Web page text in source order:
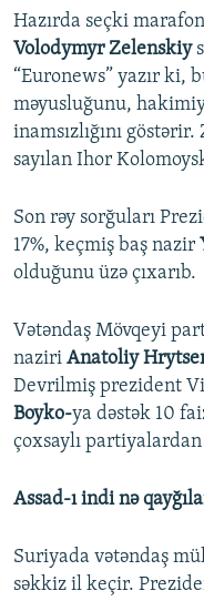
Hazırda seçki
Volodymyr Zelenskiy
“Euronews” yazır ki,
məyusluğunu,
inamsızlığını
sayılan Ihor
Son rəy sorğuları
17%, keçmiş baş nazir
olduğunu üzə çıxarıb.
Vətəndaş Mövqeyi
naziri Anatoliy
Devrilmiş prezident
Boyko-ya dəstək 10
çoxsaylı
Assad-ı indi nə
Suriyada vətəndaş
səkkiz il keçir.